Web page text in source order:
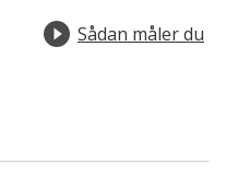
Sådan måler du